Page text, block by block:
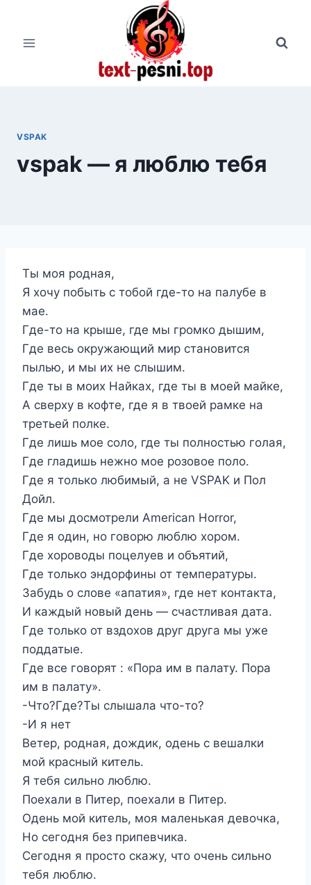
содержимому
VSPAK
vspak — я люблю тебя
Ты моя родная,
Я хочу побыть с тобой где-то на палубе в
мае.
Где-то на крыше, где мы громко дышим,
Где весь окружающий мир становится
пылью, и мы их не слышим.
Где ты в моих Найках, где ты в моей майке,
А сверху в кофте, где я в твоей рамке на
третьей полке.
Где лишь мое соло, где ты полностью голая,
Где гладишь нежно мое розовое поло.
Где я только любимый, а не VSPAK и Пол
Дойл.
Где мы досмотрели American Horror,
Где я один, но говорю люблю хором.
Где хороводы поцелуев и объятий,
Где только эндорфины от температуры.
Забудь о слове «апатия», где нет контакта,
И каждый новый день — счастливая дата.
Где только от вздохов друг друга мы уже
поддатые.
Где все говорят : «Пора им в палату. Пора
им в палату».
-Что?Где?Ты слышала что-то?
-И я нет
Ветер, родная, дождик, одень с вешалки
мой красный китель.
Я тебя сильно люблю.
Поехали в Питер, поехали в Питер.
Одень мой китель, моя маленькая девочка,
Но сегодня без припевчика.
Сегодня я просто скажу, что очень сильно
тебя люблю.